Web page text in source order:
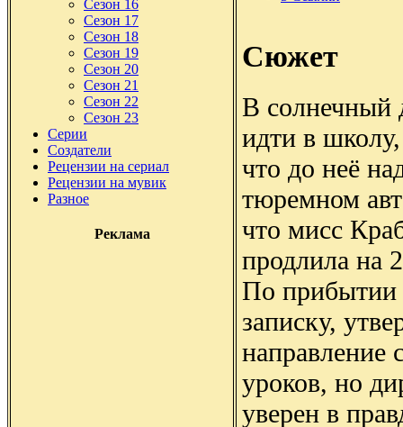
Сезон 16
Сезон 17
Сезон 18
Сезон 19
Сезон 20
Сезон 21
Сезон 22
Сезон 23
Серии
Создатели
Рецензии на сериал
Рецензии на мувик
Разное
Реклама
Сюжет
В солнечный
идти в школу,
что до неё
тюремном
что мисс
продлила на
По прибытии
записку,
направление
уроков, но
уверен в